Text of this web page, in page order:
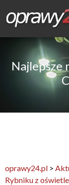
Najlepsze
oprawy24.pl >
Rybniku z